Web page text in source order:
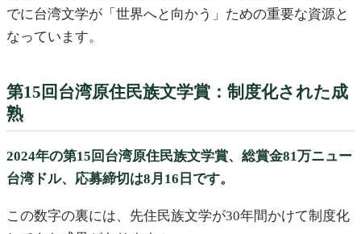
でに台湾文学が「世界へと向かう」ための重要な資源と
なっています。
第15回台湾原住民族文学賞：制度化された成
熟
2024年の第15回台湾原住民族文学賞、総賞金81万ニュー
台湾ドル、応募締切は8月16日です。
この数字の裏には、先住民族文学が30年間かけて制度化